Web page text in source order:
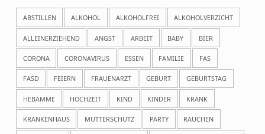
ABSTILLEN ALKOHOL ALKOHOLFREI ALKOHOLVERZICHT
ALLEINERZIEHEND ANGST ARBEIT BABY BIER
CORONA CORONAVIRUS ESSEN FAMILIE FAS
FASD FEIERN FRAUENARZT GEBURT GEBURTSTAG
HEBAMME HOCHZEIT KIND KINDER KRANK
KRANKENHAUS MUTTERSCHUTZ PARTY RAUCHEN